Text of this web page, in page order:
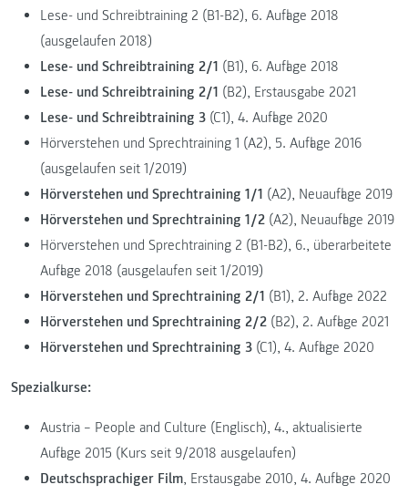
Lese- und Schreibtraining 2 (B1-B2), 6. Auflage 2018
(ausgelaufen 2018)
Lese- und Schreibtraining 2/1 (B1), 6. Auflage 2018
Lese- und Schreibtraining 2/1 (B2), Erstausgabe 2021
Lese- und Schreibtraining 3 (C1), 4. Auflage 2020
Hörverstehen und Sprechtraining 1 (A2), 5. Auflage 2016
(ausgelaufen seit 1/2019)
Hörverstehen und Sprechtraining 1/1 (A2), Neuauflage 2019
Hörverstehen und Sprechtraining 1/2 (A2), Neuauflage 2019
Hörverstehen und Sprechtraining 2 (B1-B2), 6., überarbeitete
Auflage 2018 (ausgelaufen seit 1/2019)
Hörverstehen und Sprechtraining 2/1 (B1), 2. Auflage 2022
Hörverstehen und Sprechtraining 2/2 (B2), 2. Auflage 2021
Hörverstehen und Sprechtraining 3 (C1), 4. Auflage 2020
Spezialkurse:
Austria – People and Culture (Englisch), 4., aktualisierte
Auflage 2015 (Kurs seit 9/2018 ausgelaufen)
Deutschsprachiger Film, Erstausgabe 2010, 4. Auflage 2020